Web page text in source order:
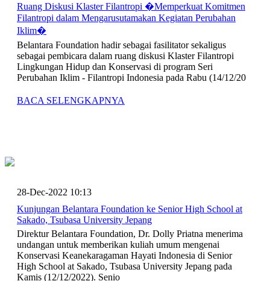
Ruang Diskusi Klaster Filantropi �Memperkuat Komitmen
Filantropi dalam Mengarusutamakan Kegiatan Perubahan
Iklim�
Belantara Foundation hadir sebagai fasilitator sekaligus
sebagai pembicara dalam ruang diskusi Klaster Filantropi
Lingkungan Hidup dan Konservasi di program Seri
Perubahan Iklim - Filantropi Indonesia pada Rabu (14/12/20
BACA SELENGKAPNYA
28-Dec-2022 10:13
Kunjungan Belantara Foundation ke Senior High School at
Sakado, Tsubasa University Jepang
Direktur Belantara Foundation, Dr. Dolly Priatna menerima
undangan untuk memberikan kuliah umum mengenai
Konservasi Keanekaragaman Hayati Indonesia di Senior
High School at Sakado, Tsubasa University Jepang pada
Kamis (12/12/2022). Senio